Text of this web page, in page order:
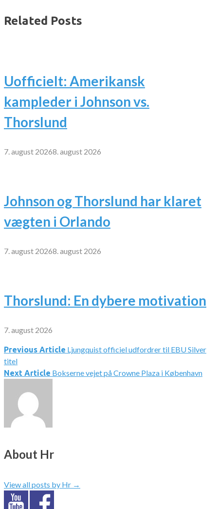
Related Posts
Uofficielt: Amerikansk
kampleder i Johnson vs.
Thorslund
7. august 20268. august 2026
Johnson og Thorslund har klaret
vægten i Orlando
7. august 20268. august 2026
Thorslund: En dybere motivation
7. august 2026
Indlægsnavigation
Previous Article Ljungquist officiel udfordrer til EBU Silver
titel
Next Article Bokserne vejet på Crowne Plaza i København
About Hr
View all posts by Hr →